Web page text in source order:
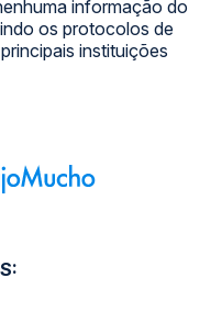
informação do
os protocolos de
instituições